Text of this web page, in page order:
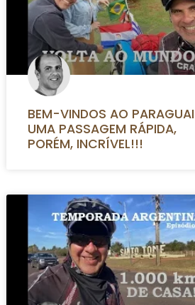
BEM-VINDOS AO
UMA PASSAGEM RÁPIDA,
PORÉM, INCRÍVEL!!!